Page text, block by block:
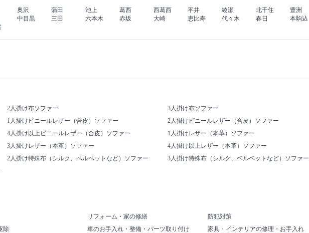
奥沢 蒲田 池上 葛西 西葛西 平井 綾瀬 北千住 豊洲
中目黒 三田 六本木 赤坂 大崎 恵比寿 代々木 春日 本駒込
2人掛け布ソファー
3人掛け布ソファー
1人掛けビニールレザー（合皮）ソファー
2人掛けビニールレザー（合皮）ソファー
4人掛け以上ビニールレザー（合皮）ソファー
1人掛けレザー（本革）ソファー
3人掛けレザー（本革）ソファー
4人掛け以上レザー（本革）ソファー
2人掛け特殊布（シルク、ベルベットなど）ソファー
3人掛け特殊布（シルク、ベルベットなど）ソファー
リフォーム・家の修繕
防犯対策
除 車のお手入れ・整備・パーツ取り付け
家具・インテリアの修理・お手入れ